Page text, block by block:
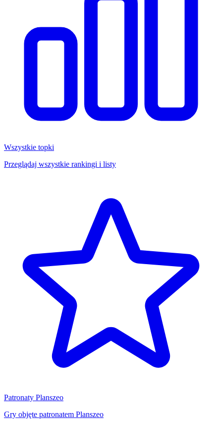
Wszystkie topki
Przeglądaj wszystkie rankingi i listy
Patronaty Planszeo
Gry objęte patronatem Planszeo